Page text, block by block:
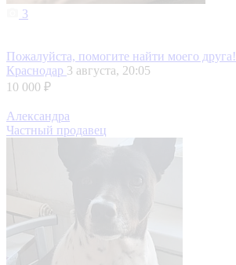
3
Пожалуйста, помогите найти моего друга!
Краснодар 3 августа, 20:05
10 000 ₽
Александра
Частный продавец